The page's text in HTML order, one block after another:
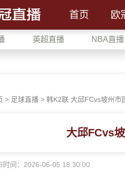
首页 欧
英超直播 NBA直播
> 足球直播 > 韩K2联 大邱FCvs坡州市
大邱FCvs
时间：2026-06-05 18:30:00